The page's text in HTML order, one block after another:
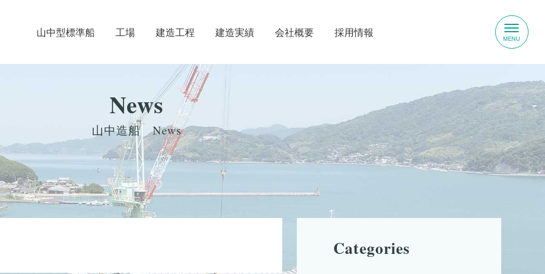
⼭中型標準船 工場 建造工程 建造実績 会社概要 採⽤情報
News
山中造船 News
Categories